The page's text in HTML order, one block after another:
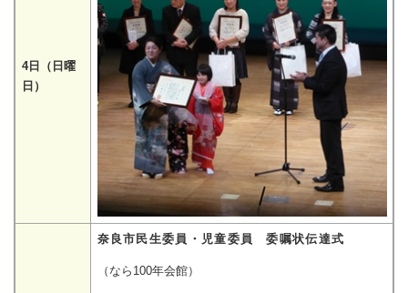
4日（日曜
日）
奈良市民生委員・児童委員 委嘱状伝達式
（なら100年会館）